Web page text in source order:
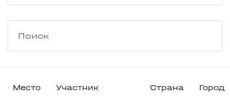
Место Участник Страна Город